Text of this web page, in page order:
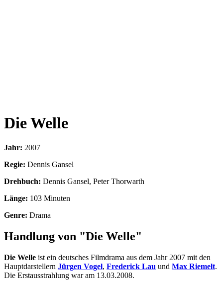
Die Welle
Jahr: 2007
Regie: Dennis Gansel
Drehbuch: Dennis Gansel, Peter Thorwarth
Länge: 103 Minuten
Genre: Drama
Handlung von "Die Welle"
Die Welle ist ein deutsches Filmdrama aus dem Jahr 2007 mit den
Hauptdarstellern Jürgen Vogel, Frederick Lau und Max Riemelt.
Die Erstausstrahlung war am 13.03.2008.